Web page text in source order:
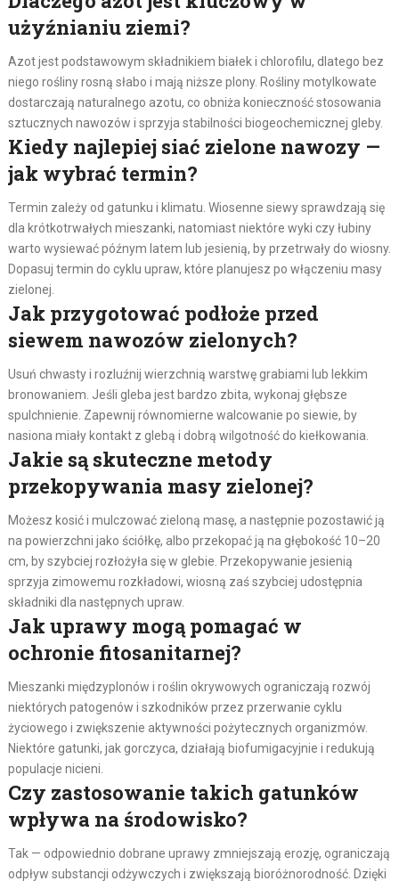
użyźnianiu ziemi?
Azot jest podstawowym składnikiem białek i chlorofilu, dlatego bez
niego rośliny rosną słabo i mają niższe plony. Rośliny motylkowate
dostarczają naturalnego azotu, co obniża konieczność stosowania
sztucznych nawozów i sprzyja stabilności biogeochemicznej gleby.
Kiedy najlepiej siać zielone nawozy —
jak wybrać termin?
Termin zależy od gatunku i klimatu. Wiosenne siewy sprawdzają się
dla krótkotrwałych mieszanki, natomiast niektóre wyki czy łubiny
warto wysiewać późnym latem lub jesienią, by przetrwały do wiosny.
Dopasuj termin do cyklu upraw, które planujesz po włączeniu masy
zielonej.
Jak przygotować podłoże przed
siewem nawozów zielonych?
Usuń chwasty i rozluźnij wierzchnią warstwę grabiami lub lekkim
bronowaniem. Jeśli gleba jest bardzo zbita, wykonaj głębsze
spulchnienie. Zapewnij równomierne walcowanie po siewie, by
nasiona miały kontakt z glebą i dobrą wilgotność do kiełkowania.
Jakie są skuteczne metody
przekopywania masy zielonej?
Możesz kosić i mulczować zieloną masę, a następnie pozostawić ją
na powierzchni jako ściółkę, albo przekopać ją na głębokość 10–20
cm, by szybciej rozłożyła się w glebie. Przekopywanie jesienią
sprzyja zimowemu rozkładowi, wiosną zaś szybciej udostępnia
składniki dla następnych upraw.
Jak uprawy mogą pomagać w
ochronie fitosanitarnej?
Mieszanki międzyplonów i roślin okrywowych ograniczają rozwój
niektórych patogenów i szkodników przez przerwanie cyklu
życiowego i zwiększenie aktywności pożytecznych organizmów.
Niektóre gatunki, jak gorczyca, działają biofumigacyjnie i redukują
populacje nicieni.
Czy zastosowanie takich gatunków
wpływa na środowisko?
Tak — odpowiednio dobrane uprawy zmniejszają erozję, ograniczają
odpływ substancji odżywczych i zwiększają bioróżnorodność. Dzięki